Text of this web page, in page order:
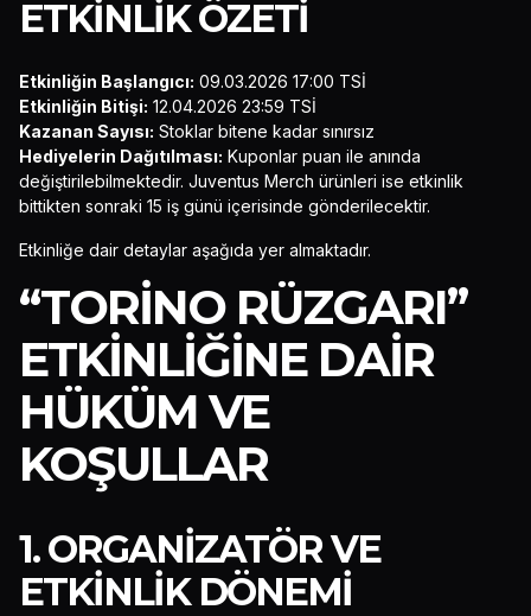
ETKİNLİK ÖZETİ
Etkinliğin Başlangıcı: 09.03.2026 17:00 TSİ
Etkinliğin Bitişi: 12.04.2026 23:59 TSİ
Kazanan Sayısı: Stoklar bitene kadar sınırsız
Hediyelerin Dağıtılması: Kuponlar puan ile anında
değiştirilebilmektedir. Juventus Merch ürünleri ise etkinlik
bittikten sonraki 15 iş günü içerisinde gönderilecektir.
Etkinliğe dair detaylar aşağıda yer almaktadır.
“TORİNO RÜZGARI”
ETKİNLİĞİNE DAİR
HÜKÜM VE
KOŞULLAR
1. ORGANIZATÖR VE
ETKINLIK DÖNEMI